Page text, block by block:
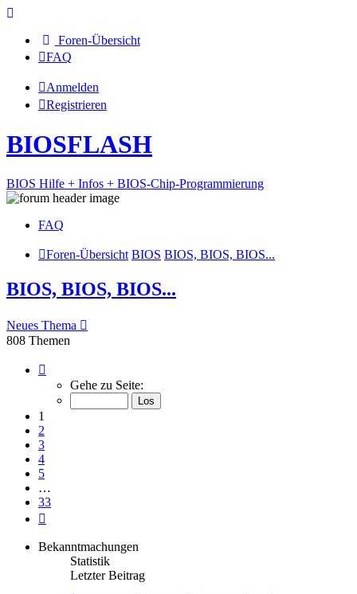
Foren-Übersicht
FAQ
Anmelden
Registrieren
BIOSFLASH
BIOS Hilfe + Infos + BIOS-Chip-Programmierung
FAQ
Foren-Übersicht BIOS BIOS, BIOS, BIOS...
BIOS, BIOS, BIOS...
Neues Thema
808 Themen
von
Gehe zu Seite:
1
2
3
4
5
…
33
Bekanntmachungen
Statistik
Letzter Beitrag